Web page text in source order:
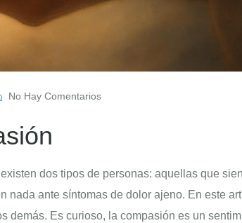
No Hay Comentarios
dos tipos de personas: aquellas que
nada ante síntomas de dolor ajeno. En este
demás. Es curioso, la compasión es un